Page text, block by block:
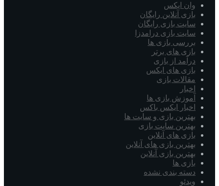
وان ایکس
بازی آنلاین رایگان
سایت بازی رایگان
سایت بازی درامدزا
بررسی بازی ها
بازی های برتر
درآمد از بازی
بازی های ایکس
مقالات بازی
اخبار
آموزش بازی ها
اخبار ایکس باکس
بهترین بازی و سایت ها
بهترین سایت بازی
بازی های آنلاین
بهترین بازی های آنلاین
بهترین بازی آنلاین
بازی ها
دسته بندی نشده
ویدئو